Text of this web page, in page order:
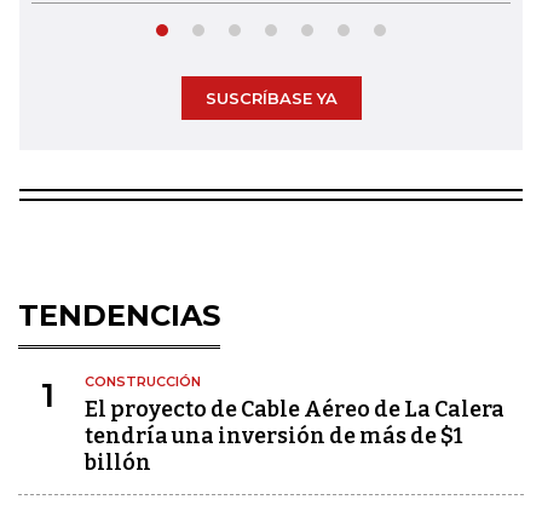
SUSCRÍBASE YA
TENDENCIAS
1 CONSTRUCCIÓN
El proyecto de Cable Aéreo de La Calera
tendría una inversión de más de $1
billón